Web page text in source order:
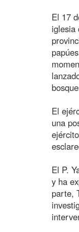
El 17
iglesia
El
una
El P.
y ha
parte,